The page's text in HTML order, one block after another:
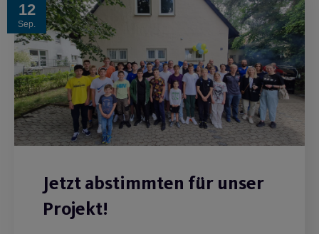
12
Sep.
Jetzt abstimmten für unser
Projekt!